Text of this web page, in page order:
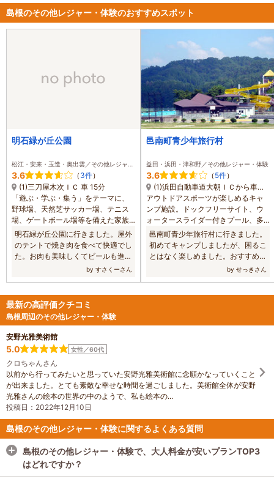
島根のその他レジャー・体験のおすすめスポット
明石緑が丘公園
3.6 （ 3件）
(1)三刀屋木次ＩＣ 車 15分
「遊ぶ・学ぶ・集う」をテーマに、
野球場、天然芝サッカー場、テニス
場、ゲートボール場等を備えた家族
で楽しめる総合レクリエーション広
場。 【料金】 大人: 540円 テニスコ
ート 高校生: 270円 テニスコート
明石緑が丘公園に行きました。屋外
のテントで焼き肉を食べて快適でし
た。お肉も美味しくてビールも進み
ます。楽しく過ごせました。by すさくーさん
邑南町青少年旅行村
益田・浜田・津和野／その他レジャー・体験
3.6 （ 5件）
(1)浜田自動車道大朝ＩＣから車で20分
アウトドアスポーツが楽しめるキャ
ンプ施設。ドックフリーサイト、ウ
ォータースライダー付きプール、多
目的広場を備え、家族やサークル、
合宿に利用できます。また、バード
ウォッチングやハイキング、天体観
跡、志都神社、三滝観音、赤馬滝な
点にしてのんびり見て回るのがおす
邑南町青少年旅行村に行きました。
初めてキャンプしましたが、困るこ
とはなく楽しめました。おすすめで
by せっきさん
最新の高評価クチコミ
島根周辺のその他レジャー・体験
安野光雅美術館
5.0 女性／60代
クロちゃんさん
以前から行ってみたいと思っていた安野光雅美術館に念願かなっていくこと
が出来ました。とても素敵な幸せな時間を過ごしました。美術館全体が安野
光雅さんの絵本の世界の中のようで、私も絵本の...
投稿日：2022年12月10日
島根のその他レジャー・体験に関するよくある質問
島根のその他レジャー・体験で、大人料金が安いプランTOP3
はどれですか？